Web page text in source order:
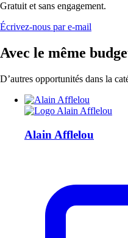
Gratuit et sans engagement.
Écrivez-nous par e-mail
Avec le même
D’autres opportunités dans la
Alain Afflelou